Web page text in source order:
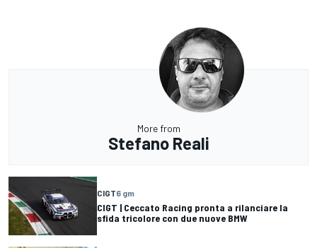
More from
Stefano Reali
CIGT6 gm
CIGT | Ceccato Racing pronta a rilanciare la
sfida tricolore con due nuove BMW